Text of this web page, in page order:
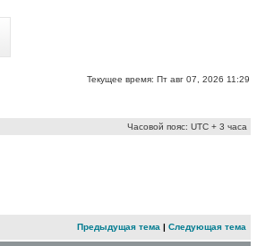
Текущее время: Пт авг 07, 2026 11:29
Часовой пояс: UTC + 3 часа
Предыдущая тема | Следующая тема